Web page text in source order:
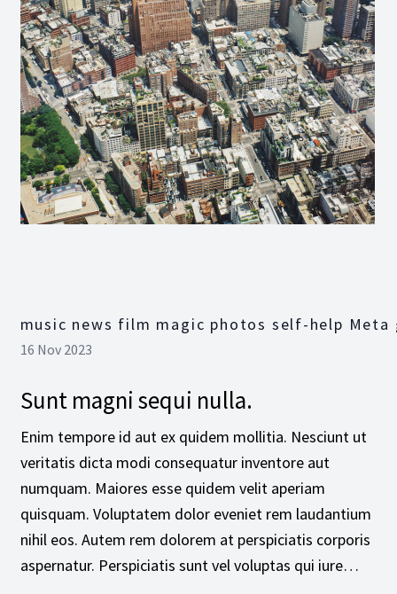
music news film magic photos self-help Meta
16 Nov 2023
Sunt magni sequi nulla.
Enim tempore id aut ex quidem mollitia. Nesciunt ut
veritatis dicta modi consequatur inventore aut
numquam. Maiores esse quidem velit aperiam
quisquam. Voluptatem dolor eveniet rem laudantium
nihil eos. Autem rem dolorem at perspiciatis corporis
aspernatur. Perspiciatis sunt vel voluptas qui iure…